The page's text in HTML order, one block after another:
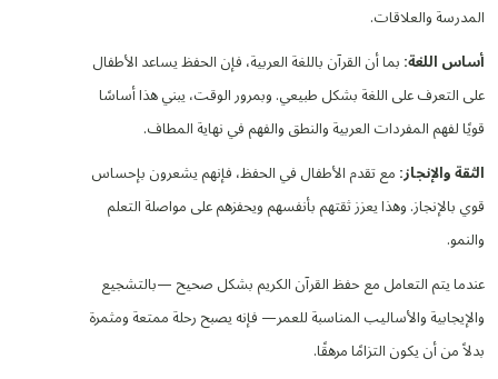
المدرسة والعلاقات.
أساس اللغة:بما أن القرآن باللغة العربية، فإن الحفظ يساعد الأطفال
على التعرف على اللغة بشكل طبيعي. وبمرور الوقت، يبني هذا أساسًا
قويًا لفهم المفردات العربية والنطق والفهم في نهاية المطاف.
الثقة والإنجاز:مع تقدم الأطفال في الحفظ، فإنهم يشعرون بإحساس
قوي بالإنجاز. وهذا يعزز ثقتهم بأنفسهم ويحفزهم على مواصلة التعلم
والنمو.
عندما يتم التعامل مع حفظ القرآن الكريم بشكل صحيح —بالتشجيع
والإيجابية والأساليب المناسبة للعمر— فإنه يصبح رحلة ممتعة ومثمرة
بدلاً من أن يكون التزامًا مرهقًا.